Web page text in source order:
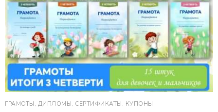
ГРАМОТЫ, ДИПЛОМЫ, СЕРТИФИКАТЫ, КУПОНЫ